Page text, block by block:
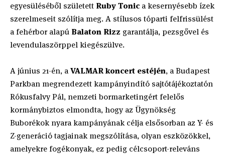
egyesüléséből született Ruby Tonic a kesernyésebb ízek
szerelmeseit szólítja meg. A stílusos tóparti felfrissülést
a fehérbor alapú Balaton Rizz garantálja, pezsgővel és
levendulaszörppel kiegészülve.
A június 21-én, aVALMAR koncert estéjén, a Budapest
Parkban megrendezett kampányindító sajtótájékoztatón
Rókusfalvy Pál, nemzeti bormarketingért felelős
kormánybiztos elmondta, hogy az Ügynökség
Buborékok nyara kampányának célja elsősorban az Y- és
Z-generáció tagjainak megszólítása, olyan eszközökkel,
amelyekre fogékonyak, ez pedig célcsoport-releváns